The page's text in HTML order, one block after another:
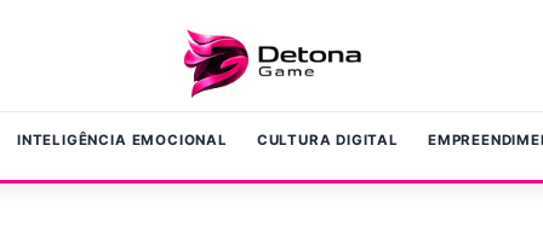
INTELIGÊNCIA EMOCIONAL CULTURA DIGITAL